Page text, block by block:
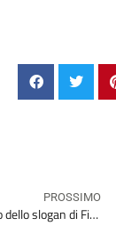
PROSSIMO
L’implicito della settimana: il messaggio nascosto dello slogan di Fiorentini